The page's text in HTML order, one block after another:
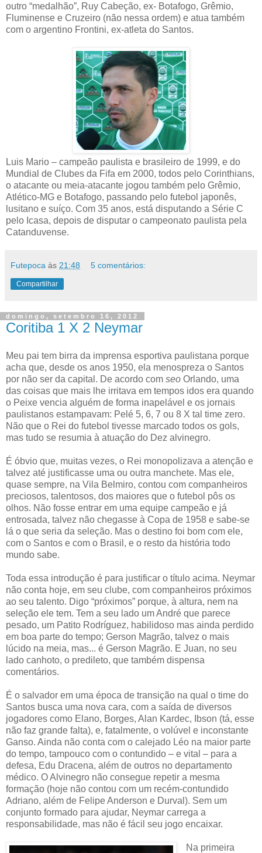
outro “medalhão”, Ruy Cabeção, ex- Botafogo, Grêmio,
Fluminense e Cruzeiro (não nessa ordem) e atua também
com o argentino Frontini, ex-atleta do Santos.
Luis Mario – campeão paulista e brasileiro de 1999, e do
Mundial de Clubes da Fifa em 2000, todos pelo Corinthians,
o atacante ou meia-atacante jogou também pelo Grêmio,
Atlético-MG e Botafogo, passando pelo futebol japonês,
lusitano e suíço. Com 35 anos, está disputando a Série C
pelo Icasa, depois de disputar o campeonato paulista pela
Catanduvense.
Futepoca às 21:48 5 comentários:
Compartilhar
domingo, setembro 16, 2012
Coritiba 1 X 2 Neymar
Meu pai tem birra da imprensa esportiva paulistana porque
acha que, desde os anos 1950, ela menospreza o Santos
por não ser da capital. De acordo com seo Orlando, uma
das coisas que mais lhe irritava em tempos idos era quando
o Peixe vencia alguém de forma inapelável e os jornais
paulistanos estampavam: Pelé 5, 6, 7 ou 8 X tal time zero.
Não que o Rei do futebol tivesse marcado todos os gols,
mas tudo se resumia à atuação do Dez alvinegro.
É óbvio que, muitas vezes, o Rei monopolizava a atenção e
talvez até justificasse uma ou outra manchete. Mas ele,
quase sempre, na Vila Belmiro, contou com companheiros
preciosos, talentosos, dos maiores que o futebol pôs os
olhos. Não fosse entrar em uma equipe campeão e já
entrosada, talvez não chegasse à Copa de 1958 e sabe-se
lá o que seria da seleção. Mas o destino foi bom com ele,
com o Santos e com o Brasil, e o resto da história todo
mundo sabe.
Toda essa introdução é para justificar o título acima. Neymar
não conta hoje, em seu clube, com companheiros próximos
ao seu talento. Digo “próximos” porque, à altura, nem na
seleção ele tem. Tem a seu lado um André que parece
pesado, um Patito Rodríguez, habilidoso mas ainda perdido
em boa parte do tempo; Gerson Magrão, talvez o mais
lúcido na meia, mas... é Gerson Magrão. E Juan, no seu
lado canhoto, o predileto, que também dispensa
comentários.
É o salvador em uma época de transição na qual o time do
Santos busca uma nova cara, com a saída de diversos
jogadores como Elano, Borges, Alan Kardec, Ibson (tá, esse
não faz grande falta), e, fatalmente, o volúvel e inconstante
Ganso. Ainda não conta com o calejado Léo na maior parte
do tempo, tampouco com o contundido – e vital – para a
defesa, Edu Dracena, além de outros no departamento
médico. O Alvinegro não consegue repetir a mesma
formação (hoje não contou com um recém-contundido
Adriano, além de Felipe Anderson e Durval). Sem um
conjunto formado para ajudar, Neymar carrega a
responsabilidade, mas não é fácil seu jogo encaixar.
Na primeira